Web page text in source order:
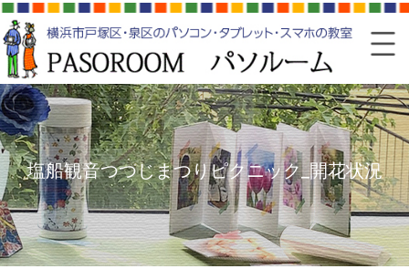
塩船観音つつじまつりピクニック_開花状況